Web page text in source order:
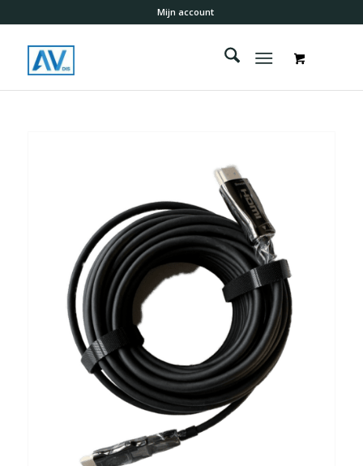
Mijn account